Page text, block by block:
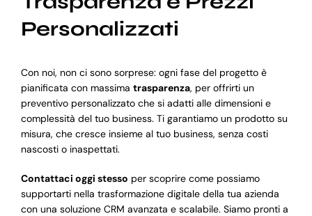
Personalizzati
Con noi, non ci sono sorprese: ogni fase del progetto è
pianificata con massima trasparenza, per offrirti un
preventivo personalizzato che si adatti alle dimensioni e
complessità del tuo business. Ti garantiamo un prodotto su
misura, che cresce insieme al tuo business, senza costi
nascosti o inaspettati.
Contattaci oggi stesso per scoprire come possiamo
supportarti nella trasformazione digitale della tua azienda
con una soluzione CRM avanzata e scalabile. Siamo pronti a